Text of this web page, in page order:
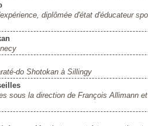
diplômée d'état d'éducateur
do Shotokan à Sillingy
sous la direction de François Allimann